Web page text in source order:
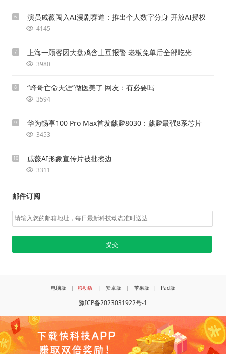
6 演员戚薇闯入AI漫剧赛道：推出个人数字分身 开放AI授权
4145
7 上海一顾客因大盘鸡含土豆报警 老板免单后全部吃光
3980
8 “峰哥亡命天涯”做医美了 网友：有必要吗
3594
9 华为畅享100 Pro Max首发麒麟8030：麒麟最强8系芯片
3453
10 戚薇AI形象宣传片被批擦边
3311
邮件订阅
电脑版 | 移动版 | 安卓版 | 苹果版 | Pad版
豫ICP备2023031922号-1